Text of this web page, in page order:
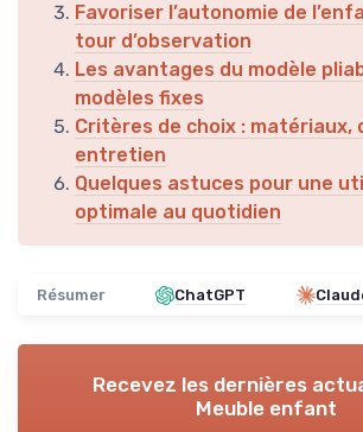
Favoriser l’autonomie de
tour d’observation
Les avantages du modèle
modèles fixes
Critères de choix : matériaux,
entretien
Quelques astuces pour une
optimale au quotidien
Résumer ChatGPT
Recevez les dernières
Meuble enfant